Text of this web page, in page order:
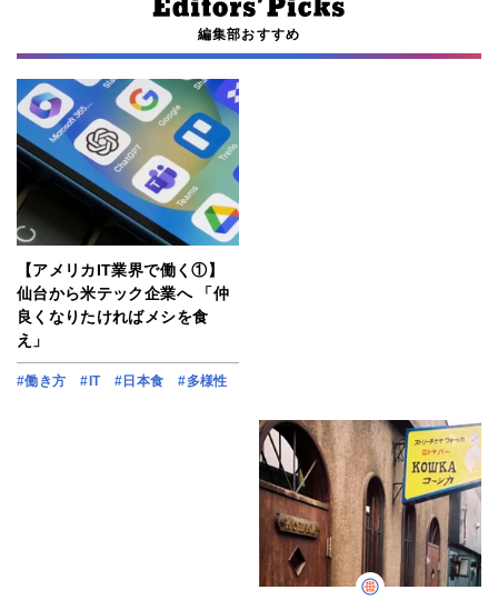
編集部おすすめ
【アメリカIT業界で働く①】
仙台から米テック企業へ 「仲
良くなりたければメシを食
え」
#働き方 #IT #日本食 #多様性